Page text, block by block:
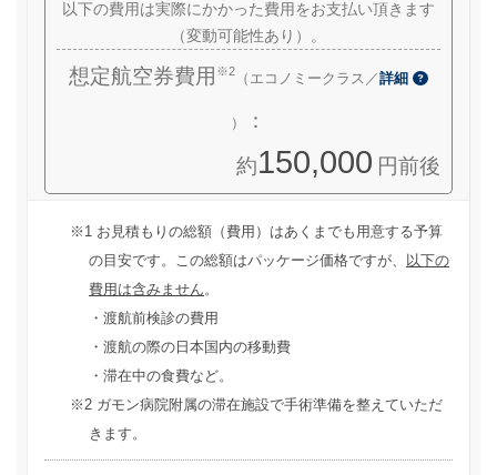
以下の費用は実際にかかった費用をお支払い頂きます
（変動可能性あり）。
想定航空券費用 ※2 （エコノミークラス／詳細
）
：
約150,000 円前後
お見積もりの総額（費用）はあくまでも用意する予算
の目安です。この総額はパッケージ価格ですが、
以下の
費用は含みません。
・渡航前検診の費用
・渡航の際の日本国内の移動費
・滞在中の食費など。
ガモン病院附属の滞在施設で手術準備を整えていただ
きます。